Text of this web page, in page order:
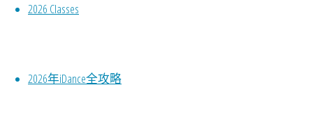
2026 Classes
2026年iDance全攻略